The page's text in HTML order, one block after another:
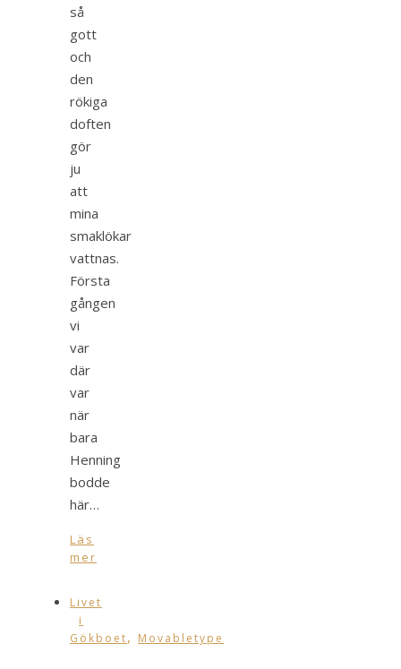
så
gott
och
den
rökiga
doften
gör
ju
att
mina
smaklökar
vattnas.
Första
gången
vi
var
där
var
när
bara
Henning
bodde
här…
Läs
mer
Livet
i
Gökboet, Movabletype